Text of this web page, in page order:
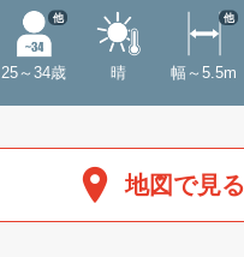
25～34歳
他
晴 幅～5.5m
他
地図で見る